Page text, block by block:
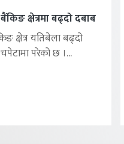
क्षेत्रमा बढ्दो दबाब
क्षेत्र यतिबेला बढ्दो
परेको छ ।...